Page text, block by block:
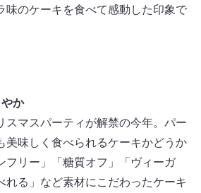
味のケーキを食べて感動した印象で
か
スマスパーティが解禁の今年。パー
美味しく食べられるケーキかどうか
フリー」「糖質オフ」「ヴィーガ
れる」など素材にこだわったケーキ